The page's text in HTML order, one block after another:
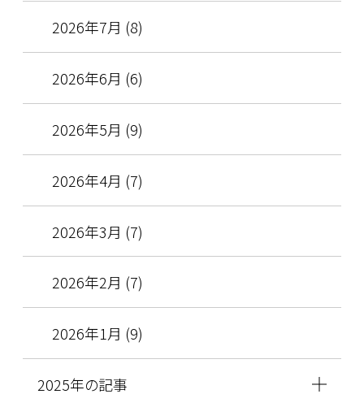
2026年7月 (8)
2026年6月 (6)
2026年5月 (9)
2026年4月 (7)
2026年3月 (7)
2026年2月 (7)
2026年1月 (9)
2025年の記事